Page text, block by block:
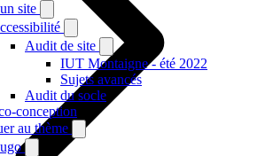
site
Audit de site
IUT Montaigne - été 2022
Sujets avancés
Audit du socle
conception
au thème